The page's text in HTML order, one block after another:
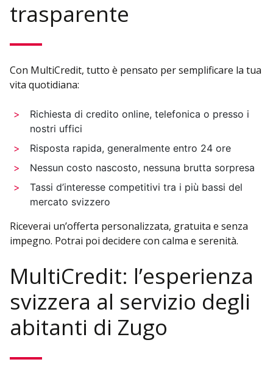
trasparente
Con MultiCredit, tutto è pensato per semplificare la tua
vita quotidiana:
Richiesta di credito online, telefonica o presso i
nostri uffici
Risposta rapida, generalmente entro 24 ore
Nessun costo nascosto, nessuna brutta sorpresa
Tassi d’interesse competitivi tra i più bassi del
mercato svizzero
Riceverai un’offerta personalizzata, gratuita e senza
impegno. Potrai poi decidere con calma e serenità.
MultiCredit: l’esperienza
svizzera al servizio degli
abitanti di Zugo